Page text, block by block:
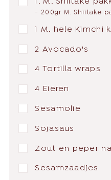
- 200gr M. Shiitake
1 M. hele Kimchi
2 Avocado's
4 Tortilla wraps
4 Eieren
Sesamolie
Sojasaus
Zout en peper
Sesamzaadjes